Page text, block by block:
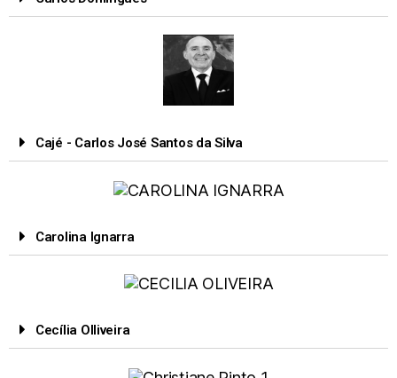
Cajé - Carlos José Santos da Silva
Carolina Ignarra
Cecília Olliveira